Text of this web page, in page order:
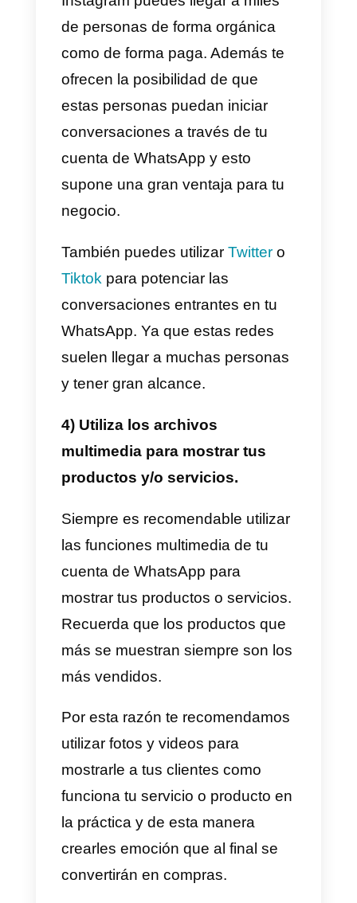
coloques un botón que lleve a
iniciar una conversación con tu
negocio dentro de la app de
WhatsApp Business.
Es así como vas a tener la
oportunidad de conseguir leads
entablar una conversación
directamente con un asesor de tu
empresa. Por esto,
recomendamos hacer campañas
de publicidad dedicadas
exclusivamente a iniciar
conversaciones con personal de
tu empresa. Puede ser con el
departamento de ventas o el
equipo de soporte directamente.
2) Instala WhatsApp Business
permite que tus clientes
interactúen con tu empresa.
WhatsApp Businesses la
aplicación por excelencia para
empresas en WhatsApp. El
aumenta enormemente la
posibilidad de que un lead
compre o solicite un servicio.